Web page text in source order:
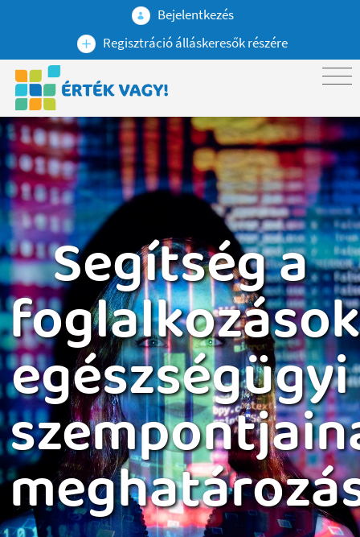
Bejelentkezés
Regisztráció álláskeresők részére
Segítség a
foglalkozások
egészségügyi